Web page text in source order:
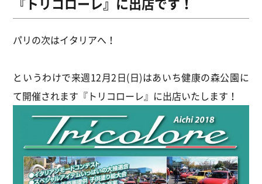
パリの次はイタリアへ！
というわけで来週12月2日(日)はあいち健康の森公園に
て開催されます『トリコローレ』に出店いたします！